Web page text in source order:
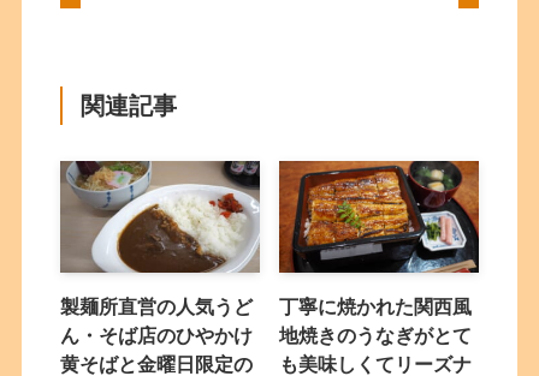
関連記事
製麺所直営の人気うど
ん・そば店のひやかけ
黄そばと金曜日限定の
丁寧に焼かれた関西風
地焼きのうなぎがとて
も美味しくてリーズナ